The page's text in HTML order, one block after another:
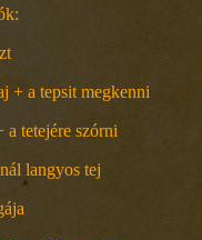
+ a tepsit megkenni
a tetejére szórni
langyos tej